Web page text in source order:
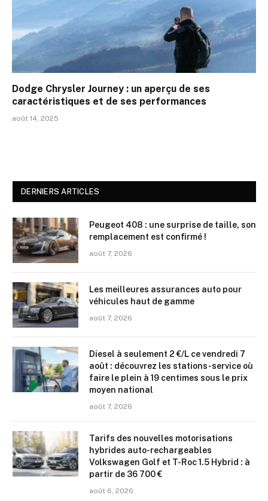
Dodge Chrysler Journey : un aperçu de ses
caractéristiques et de ses performances
août 14, 2025
DERNIERS ARTICLES
Peugeot 408 : une surprise de taille, son
remplacement est confirmé !
août 7, 2026
Les meilleures assurances auto pour
véhicules haut de gamme
août 7, 2026
Diesel à seulement 2 €/L ce vendredi 7
août : découvrez les stations-service où
faire le plein à 19 centimes sous le prix
moyen national
août 7, 2026
Tarifs des nouvelles motorisations
hybrides auto-rechargeables
Volkswagen Golf et T-Roc 1.5 Hybrid : à
partir de 36 700 €
août 6, 2026